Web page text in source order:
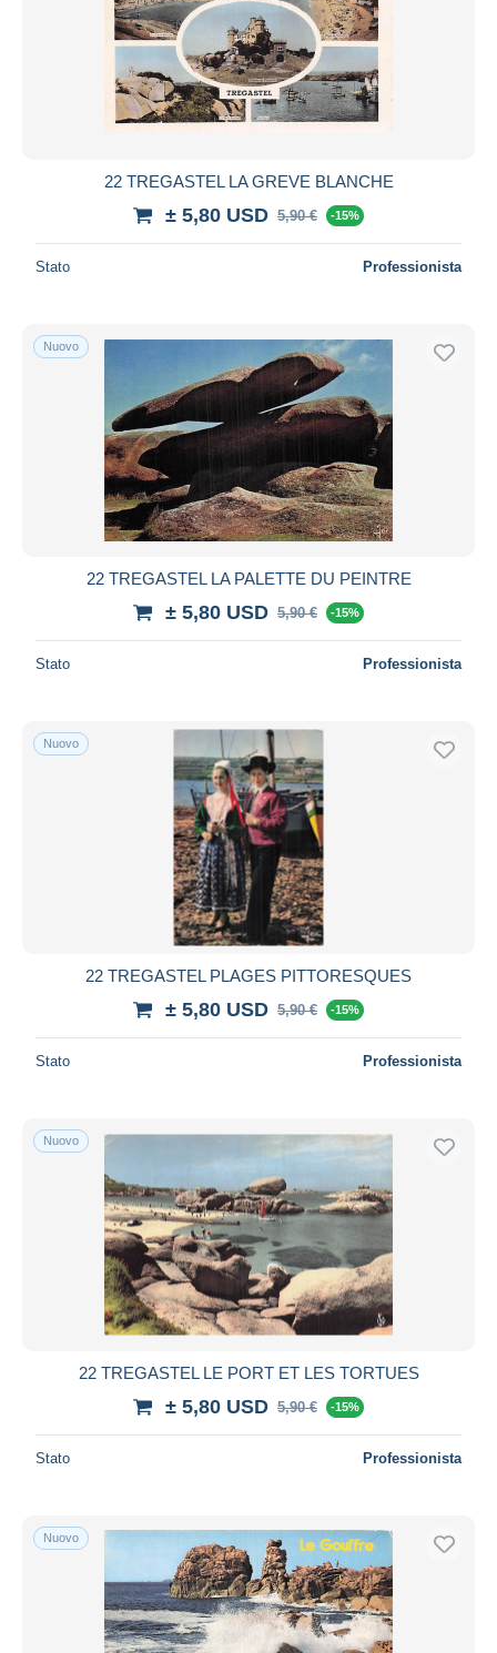
22 TREGASTEL LA GREVE BLANCHE
± 5,80 USD 5,90 € -15%
Stato Professionista
Nuovo
22 TREGASTEL LA PALETTE DU PEINTRE
± 5,80 USD 5,90 € -15%
Stato Professionista
Nuovo
22 TREGASTEL PLAGES PITTORESQUES
± 5,80 USD 5,90 € -15%
Stato Professionista
Nuovo
22 TREGASTEL LE PORT ET LES TORTUES
± 5,80 USD 5,90 € -15%
Stato Professionista
Nuovo